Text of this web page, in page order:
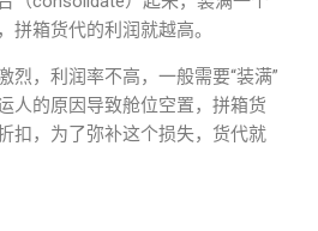
拼箱货代的利润就越高。
烈，利润率不高，一般需要“装满”
人的原因导致舱位空置，拼箱货
扣，为了弥补这个损失，货代就